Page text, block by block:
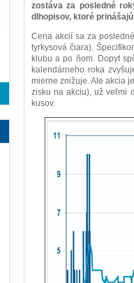
zostáva za posledné
dlhopisov, ktoré
Cena akcií sa za
tyrkysová čiara).
klubu a po ňom. Dopyt
kalendárneho roka
mierne znižuje. Ale akcia
zisku na akciu), už veľmi
kusov.